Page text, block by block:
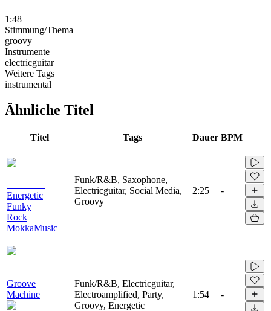
1:48
Stimmung/Thema
groovy
Instrumente
electricguitar
Weitere Tags
instrumental
Ähnliche Titel
Titel Tags Dauer BPM
Energetic
Funky
Rock
MokkaMusic
Funk/R&B, Saxophone,
Electricguitar, Social Media,
Groovy
2:25 -
Groove
Machine
Funk/R&B, Electricguitar,
Electroamplified, Party,
Groovy, Energetic
1:54 -